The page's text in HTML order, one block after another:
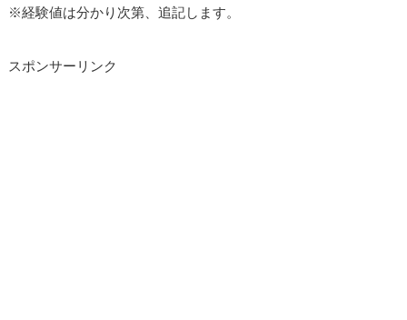
※経験値は分かり次第、追記します。
スポンサーリンク